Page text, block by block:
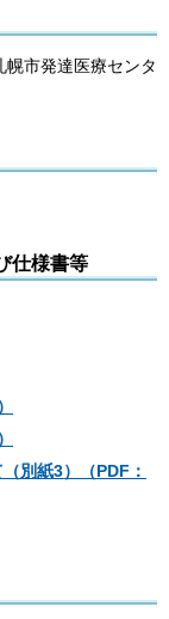
市発達医療センタ
仕様書等
別紙3）（PDF：